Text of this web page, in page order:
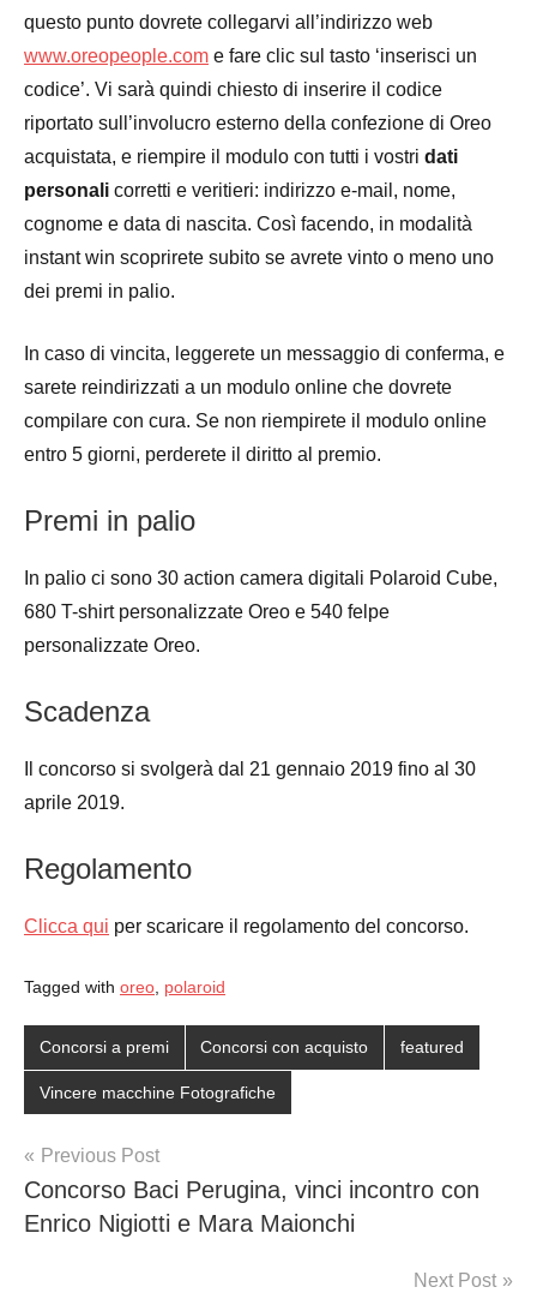
questo punto dovrete collegarvi all’indirizzo web
www.oreopeople.com e fare clic sul tasto ‘inserisci un
codice’. Vi sarà quindi chiesto di inserire il codice
riportato sull’involucro esterno della confezione di Oreo
acquistata, e riempire il modulo con tutti i vostri dati
personali corretti e veritieri: indirizzo e-mail, nome,
cognome e data di nascita. Così facendo, in modalità
instant win scoprirete subito se avrete vinto o meno uno
dei premi in palio.
In caso di vincita, leggerete un messaggio di conferma, e
sarete reindirizzati a un modulo online che dovrete
compilare con cura. Se non riempirete il modulo online
entro 5 giorni, perderete il diritto al premio.
Premi in palio
In palio ci sono 30 action camera digitali Polaroid Cube,
680 T-shirt personalizzate Oreo e 540 felpe
personalizzate Oreo.
Scadenza
Il concorso si svolgerà dal 21 gennaio 2019 fino al 30
aprile 2019.
Regolamento
Clicca qui per scaricare il regolamento del concorso.
Tagged with oreo polaroid
Concorsi a premi Concorsi con acquisto featured
Vincere macchine Fotografiche
Post
navigation
Previous Post
Concorso Baci Perugina, vinci incontro con
Enrico Nigiotti e Mara Maionchi
Next Post